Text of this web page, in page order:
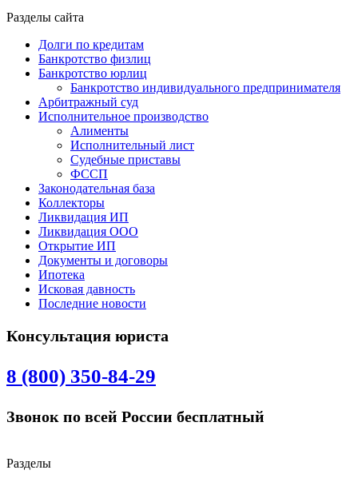
Разделы сайта
Долги по кредитам
Банкротство физлиц
Банкротство юрлиц
Банкротство индивидуального предпринимателя
Арбитражный суд
Исполнительное производство
Алименты
Исполнительный лист
Судебные приставы
ФССП
Законодательная база
Коллекторы
Ликвидация ИП
Ликвидация ООО
Открытие ИП
Документы и договоры
Ипотека
Исковая давность
Последние новости
Консультация юриста
8 (800) 350-84-29
Звонок по всей России бесплатный
Разделы